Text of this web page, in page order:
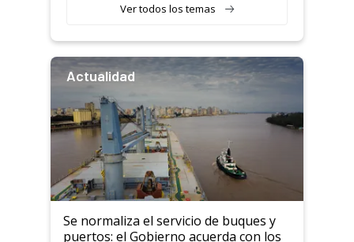
Ver todos los temas
Actualidad
Se normaliza el servicio de buques y
puertos: el Gobierno acuerda con los